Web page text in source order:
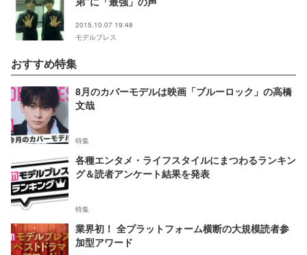
2015.10.07 19:48
モデルプレス
おすすめ特集
8月のカバーモデルは映画「ブルーロック」の高橋
文哉
特集
各種エンタメ・ライフスタイルにまつわるランキン
グ＆読者アンケート結果を発表
特集
業界初！ 全プラットフォーム横断の大規模読者参
加型アワード